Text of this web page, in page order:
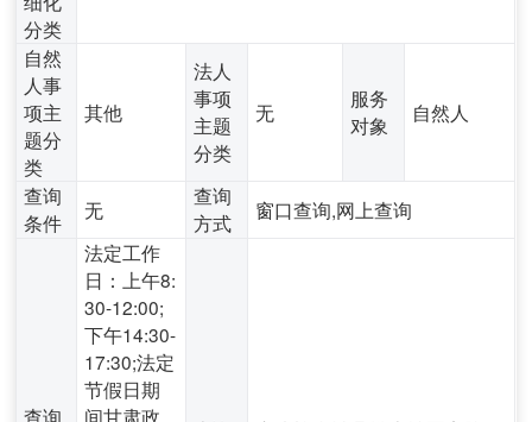
分类
自然
人事
项主
题分
类
其他
法人
事项
主题
分类
无
服务
对象
自然人
查询
条件
无
查询
方式
窗口查询,网上查询
查询
法定工作
日：上午8:
30-12:00;
下午14:30-
17:30;法定
节假日期
间甘肃政